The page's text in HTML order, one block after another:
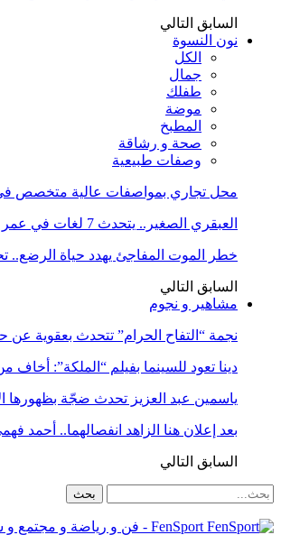
السابق التالي
نون النسوة
الكل
جمال
طفلك
موضة
المطبخ
صحة و رشاقة
وصفات طبيعية
محل تجاري بمواصفات عالية متخصص في
العبقري الصغير.. يتحدث 7 لغات في عمر الرابعة
خطر الموت المفاجئ يهدد حياة الرضع..
السابق التالي
مشاهير و نجوم
نجمة “التفاح الحرام” تتحدث بعقوية عن
دينا تعود للسينما بفيلم “الملكة”:
ياسمين عبد العزيز تحدث ضجّة بظهورها
بعد إعلان هنا الزاهد انفصالهما.. أحمد
السابق التالي
FenSport - فن و رياضة و مجتمع و سياسة